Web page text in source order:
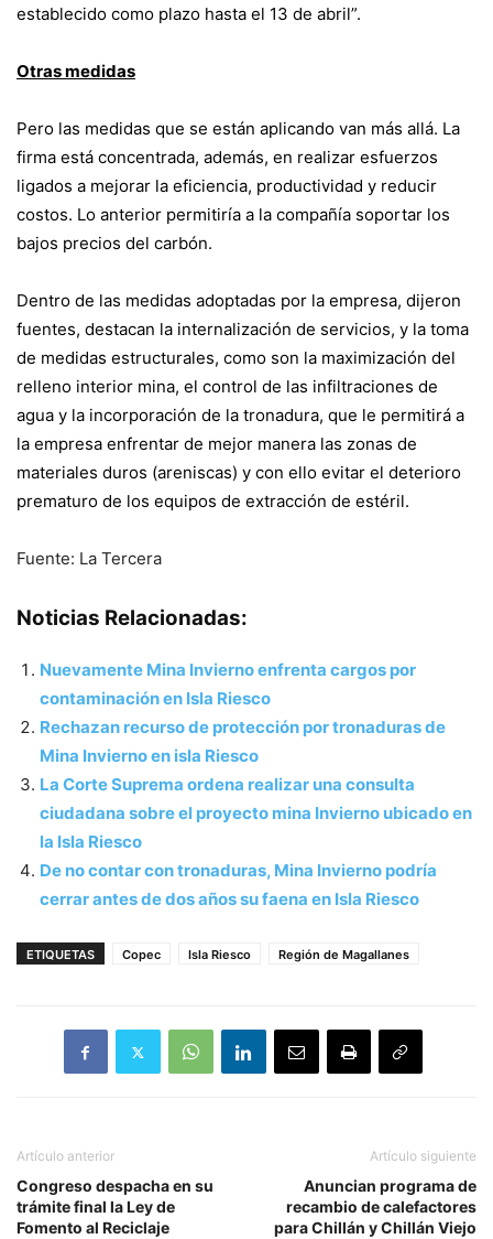
establecido como plazo hasta el 13 de abril”.
Otras medidas
Pero las medidas que se están aplicando van más allá. La
firma está concentrada, además, en realizar esfuerzos
ligados a mejorar la eficiencia, productividad y reducir
costos. Lo anterior permitiría a la compañía soportar los
bajos precios del carbón.
Dentro de las medidas adoptadas por la empresa, dijeron
fuentes, destacan la internalización de servicios, y la toma
de medidas estructurales, como son la maximización del
relleno interior mina, el control de las infiltraciones de
agua y la incorporación de la tronadura, que le permitirá a
la empresa enfrentar de mejor manera las zonas de
materiales duros (areniscas) y con ello evitar el deterioro
prematuro de los equipos de extracción de estéril.
Fuente: La Tercera
Noticias Relacionadas:
Nuevamente Mina Invierno enfrenta cargos por
contaminación en Isla Riesco
Rechazan recurso de protección por tronaduras de
Mina Invierno en isla Riesco
La Corte Suprema ordena realizar una consulta
ciudadana sobre el proyecto mina Invierno ubicado en
la Isla Riesco
De no contar con tronaduras, Mina Invierno podría
cerrar antes de dos años su faena en Isla Riesco
ETIQUETAS Copec Isla Riesco Región de Magallanes
Artículo anterior
Congreso despacha en su
trámite final la Ley de
Fomento al Reciclaje
Artículo siguiente
Anuncian programa de
recambio de calefactores
para Chillán y Chillán Viejo